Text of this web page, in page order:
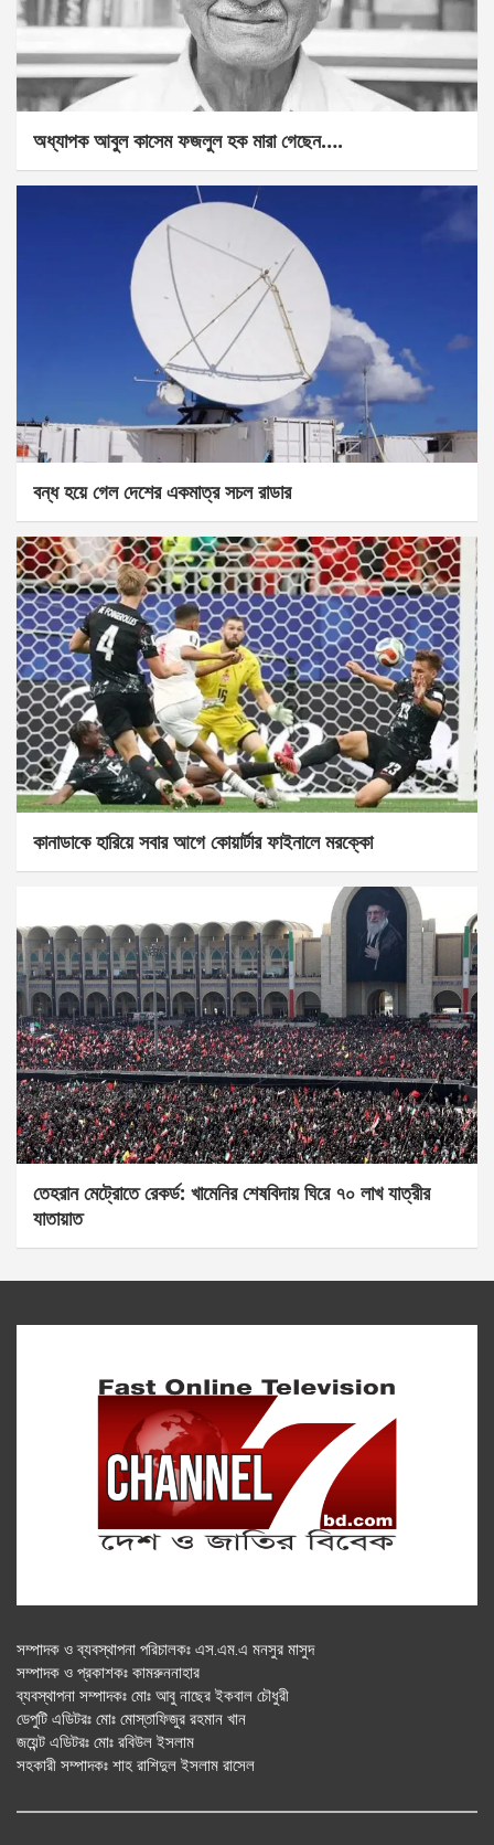
অধ্যাপক আবুল কাসেম ফজলুল হক মারা গেছেন….
বন্ধ হয়ে গেল দেশের একমাত্র সচল রাডার
কানাডাকে হারিয়ে সবার আগে কোয়ার্টার ফাইনালে মরক্কো
তেহরান মেট্রোতে রেকর্ড: খামেনির শেষবিদায় ঘিরে ৭০ লাখ যাত্রীর
যাতায়াত
সম্পাদক ও ব্যবস্থাপনা পরিচালকঃ এস.এম.এ মনসুর মাসুদ
সম্পাদক ও প্রকাশকঃ কামরুননাহার
ব্যবস্থাপনা সম্পাদকঃ মোঃ আবু নাছের ইকবাল চৌধুরী
ডেপুটি এডিটরঃ মোঃ মোস্তাফিজুর রহমান খান
জয়েন্ট এডিটরঃ মোঃ রবিউল ইসলাম
সহকারী সম্পাদকঃ শাহ রাশিদুল ইসলাম রাসেল